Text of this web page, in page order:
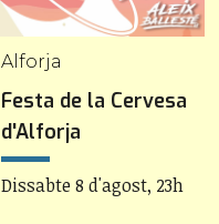
Alforja
Festa de la Cervesa
d'Alforja
Dissabte 8 d'agost, 23h